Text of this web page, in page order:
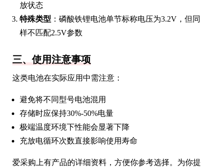
放状态
特殊类型 ：磷酸铁锂电池单节标称电压为3.2V，但同
样不匹配2.5V参数
三、使用注意事项
这类电池在实际应用中需注意：
避免将不同型号电池混用
存储时应保持30%-50%电量
极端温度环境下性能会显著下降
充放电循环次数直接影响使用寿命
爱采购上有产品的详细资料，方便你参考选择。为你提